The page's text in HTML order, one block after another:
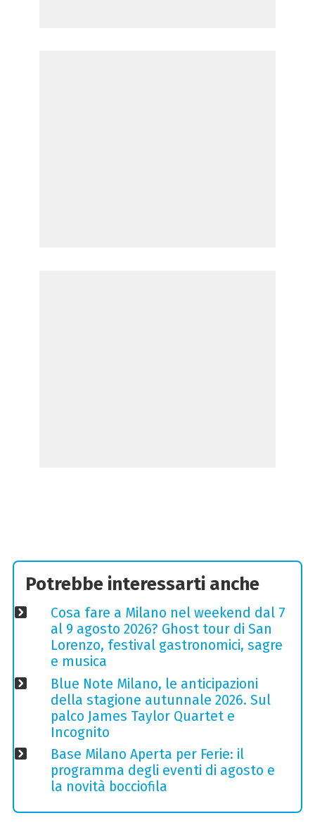
Potrebbe interessarti anche
Cosa fare a Milano nel weekend dal 7
al 9 agosto 2026? Ghost tour di San
Lorenzo, festival gastronomici, sagre
e musica
Blue Note Milano, le anticipazioni
della stagione autunnale 2026. Sul
palco James Taylor Quartet e
Incognito
Base Milano Aperta per Ferie: il
programma degli eventi di agosto e
la novità bocciofila